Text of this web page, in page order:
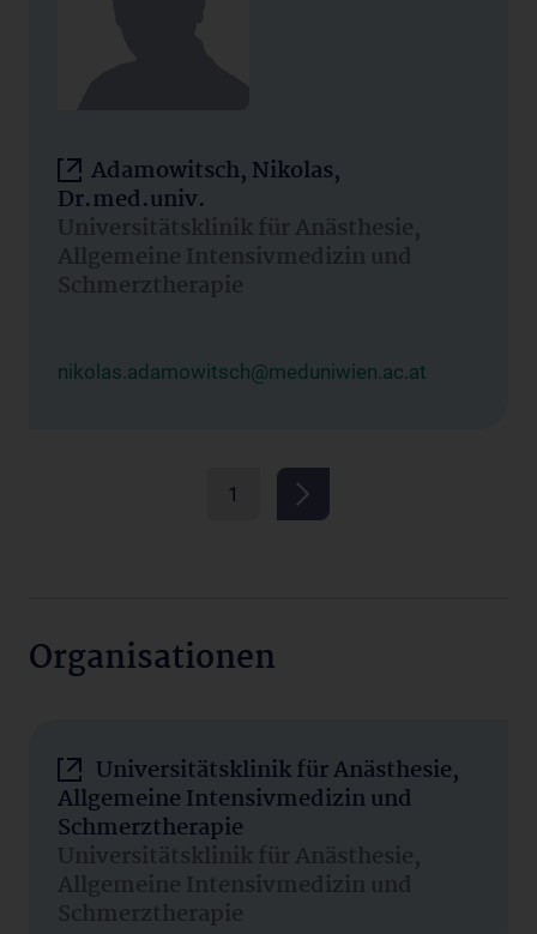
Adamowitsch, Nikolas,
Dr.med.univ.
Universitätsklinik für Anästhesie,
Allgemeine Intensivmedizin und
Schmerztherapie
nikolas.adamowitsch@meduniwien.ac.at
1
Organisationen
Universitätsklinik für Anästhesie,
Allgemeine Intensivmedizin und
Schmerztherapie
Universitätsklinik für Anästhesie,
Allgemeine Intensivmedizin und
Schmerztherapie